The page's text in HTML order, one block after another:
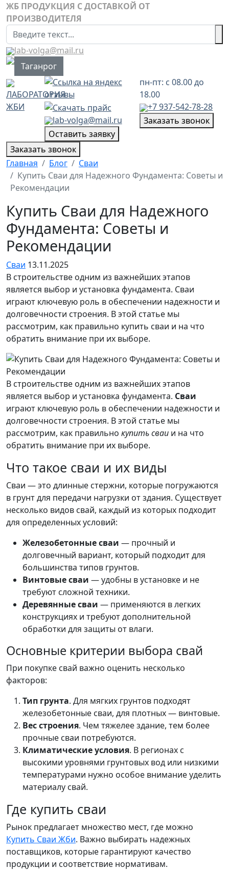
ЖБ ПРОДУКЦИЯ С ДОСТАВКОЙ ОТ
ПРОИЗВОДИТЕЛЯ
Поиск
lab-volga@mail.ru
Выберите язык
Таганрог
ЛАБОРАТОРИЯ
ЖБИ
lab-volga@mail.ru
Оставить заявку
пн-пт: с 08.00 до
18.00
+7 937-542-78-28
Заказать звонок
Заказать звонок
Главная
Блог
Сваи
Купить Сваи для Надежного Фундамента: Советы и
Рекомендации
Купить Сваи для Надежного
Фундамента: Советы и
Рекомендации
Сваи 13.11.2025
В строительстве одним из важнейших этапов
является выбор и установка фундамента. Сваи
играют ключевую роль в обеспечении надежности и
долговечности строения. В этой статье мы
рассмотрим, как правильно купить сваи и на что
обратить внимание при их выборе.
В строительстве одним из важнейших этапов
является выбор и установка фундамента. Сваи
играют ключевую роль в обеспечении надежности и
долговечности строения. В этой статье мы
рассмотрим, как правильно купить сваи и на что
обратить внимание при их выборе.
Что такое сваи и их виды
Сваи — это длинные стержни, которые погружаются
в грунт для передачи нагрузки от здания. Существует
несколько видов свай, каждый из которых подходит
для определенных условий:
Железобетонные сваи — прочный и
долговечный вариант, который подходит для
большинства типов грунтов.
Винтовые сваи — удобны в установке и не
требуют сложной техники.
Деревянные сваи — применяются в легких
конструкциях и требуют дополнительной
обработки для защиты от влаги.
Основные критерии выбора свай
При покупке свай важно оценить несколько
факторов:
Тип грунта. Для мягких грунтов подходят
железобетонные сваи, для плотных — винтовые.
Вес строения. Чем тяжелее здание, тем более
прочные сваи потребуются.
Климатические условия. В регионах с
высокими уровнями грунтовых вод или низкими
температурами нужно особое внимание уделить
материалу свай.
Где купить сваи
Рынок предлагает множество мест, где можно
Купить Сваи Жби. Важно выбирать надежных
поставщиков, которые гарантируют качество
продукции и соответствие нормативам.